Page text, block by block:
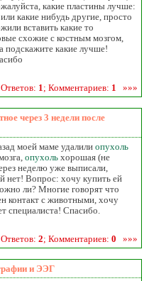
какие пластины лучше:
какие нибудь другие, просто
вставить какие то
схожие с костным мозгом,
подскажите какие лучше!
Ответов: 1; Комментариев: 1 »»»
через 3 недели после
моей маме удалилиопухоль
опухоль хорошая (не
неделю уже выписали,
нет! Вопрос: хочу купить ей
ли? Многие говорят что
контакт с животными, хочу
специалиста! Спасибо.
Ответов: 2; Комментариев: 0 »»»
и ЭЭГ